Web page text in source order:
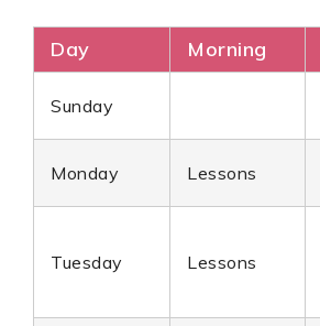
Day Morning
Sunday
Monday Lessons
Tuesday Lessons